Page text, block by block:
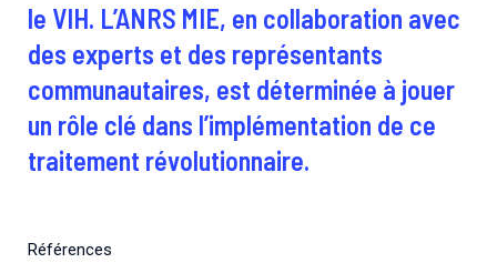
le VIH. L’ANRS MIE, en collaboration avec
des experts et des représentants
communautaires, est déterminée à jouer
un rôle clé dans l’implémentation de ce
traitement révolutionnaire.
Références